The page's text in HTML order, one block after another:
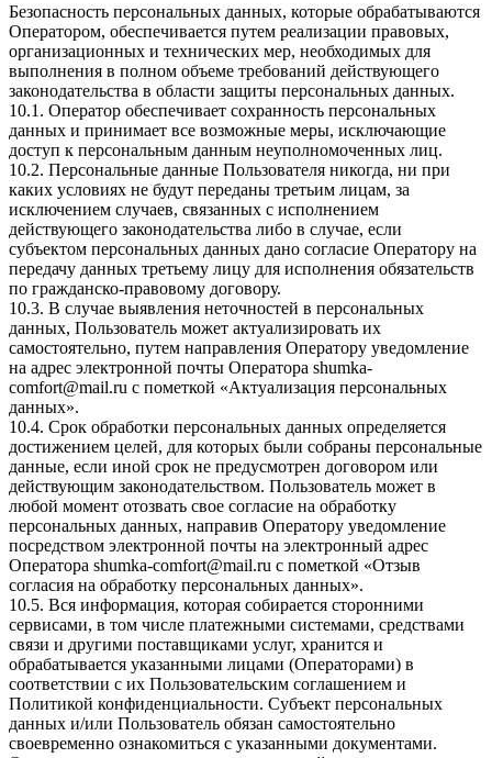
Безопасность персональных данных, которые обрабатываются
Оператором, обеспечивается путем реализации правовых,
организационных и технических мер, необходимых для
выполнения в полном объеме требований действующего
законодательства в области защиты персональных данных.
10.1. Оператор обеспечивает сохранность персональных
данных и принимает все возможные меры, исключающие
доступ к персональным данным неуполномоченных лиц.
10.2. Персональные данные Пользователя никогда, ни при
каких условиях не будут переданы третьим лицам, за
исключением случаев, связанных с исполнением
действующего законодательства либо в случае, если
субъектом персональных данных дано согласие Оператору на
передачу данных третьему лицу для исполнения обязательств
по гражданско-правовому договору.
10.3. В случае выявления неточностей в персональных
данных, Пользователь может актуализировать их
самостоятельно, путем направления Оператору уведомление
на адрес электронной почты Оператора shumka-
comfort@mail.ru с пометкой «Актуализация персональных
данных».
10.4. Срок обработки персональных данных определяется
достижением целей, для которых были собраны персональные
данные, если иной срок не предусмотрен договором или
действующим законодательством. Пользователь может в
любой момент отозвать свое согласие на обработку
персональных данных, направив Оператору уведомление
посредством электронной почты на электронный адрес
Оператора shumka-comfort@mail.ru с пометкой «Отзыв
согласия на обработку персональных данных».
10.5. Вся информация, которая собирается сторонними
сервисами, в том числе платежными системами, средствами
связи и другими поставщиками услуг, хранится и
обрабатывается указанными лицами (Операторами) в
соответствии с их Пользовательским соглашением и
Политикой конфиденциальности. Субъект персональных
данных и/или Пользователь обязан самостоятельно
своевременно ознакомиться с указанными документами.